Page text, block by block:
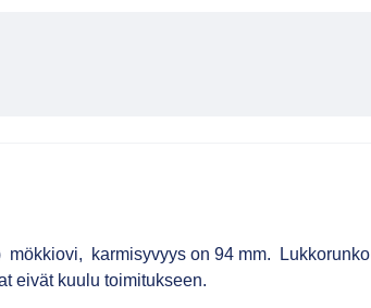
karmisyvyys on 94 mm. Lukkorunko
eivät kuulu toimitukseen.